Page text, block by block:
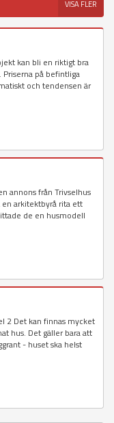
VISA FLER
kan bli en riktigt bra
på befintliga
och tendensen är
annons från Trivselhus
en arkitektbyrå rita ett
de en husmodell
2 Det kan finnas mycket
hus. Det gäller bara att
- huset ska helst